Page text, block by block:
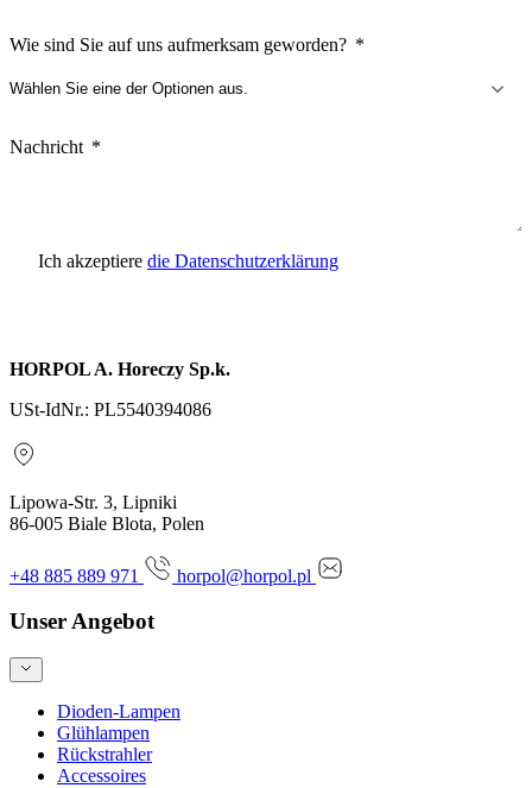
Wie sind Sie auf uns aufmerksam geworden?
Nachricht
Ich akzeptiere die Datenschutzerklärung
HORPOL A. Horeczy Sp.k.
USt-IdNr.: PL5540394086
Lipowa-Str. 3, Lipniki
86-005 Biale Blota, Polen
+48 885 889 971 horpol@horpol.pl
Unser Angebot
Dioden-Lampen
Glühlampen
Rückstrahler
Accessoires